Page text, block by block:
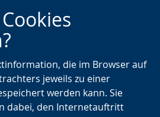
Zur
Hauptnavigation
Zur
Seitennavigation
Zum
Inhalt
die im Browser auf
jeweils zu einer
werden kann. Sie
dabei, den Internetauftritt